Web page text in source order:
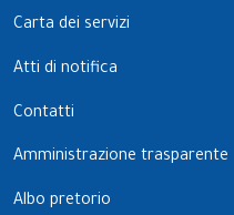
Carta dei servizi
Atti di notifica
Contatti
Amministrazione trasparente
Albo pretorio